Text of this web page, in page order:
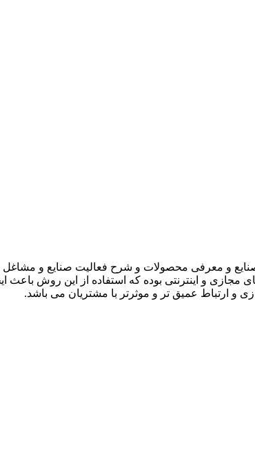
و معرفی محصولات و شرح فعالیت صنایع و مشاغل
مجازی و اینترنتی بوده که استفاده از این روش باعث
و ارتباط عمیق تر و موثرتر با مشتریان می باشد.